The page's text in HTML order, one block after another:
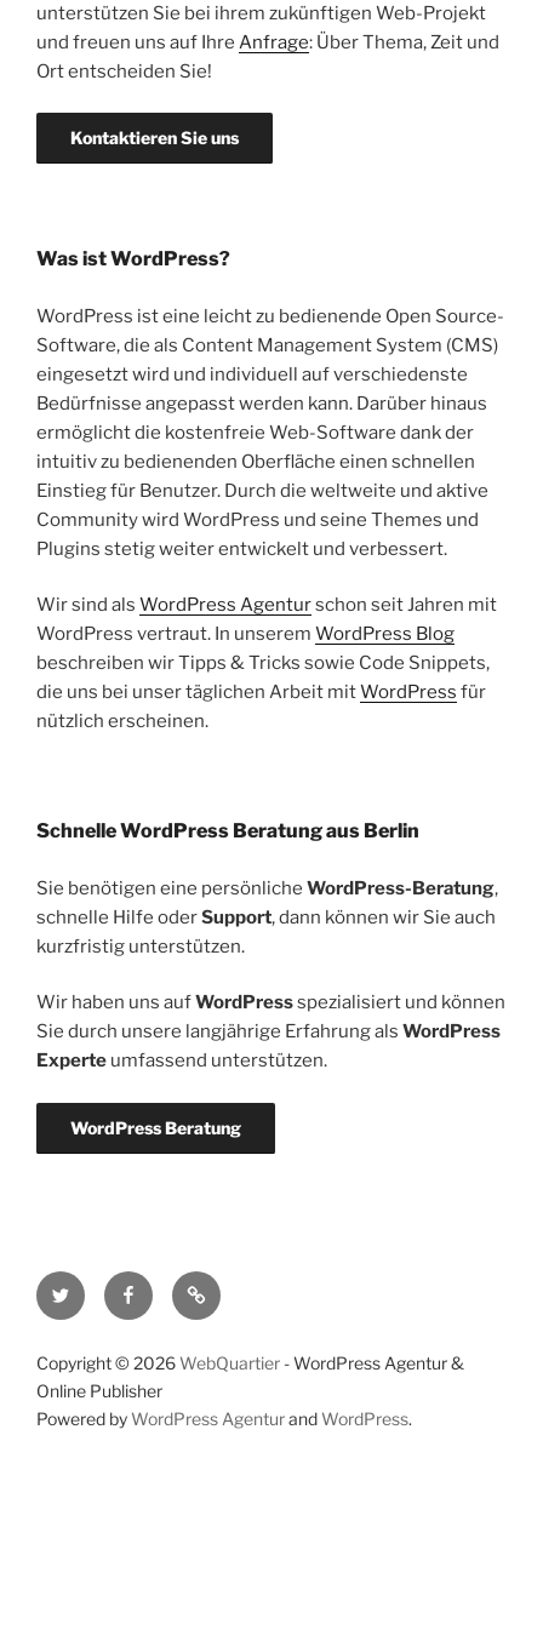
unterstützen Sie bei ihrem zukünftigen Web-Projekt
und freuen uns auf Ihre Anfrage: Über Thema, Zeit und
Ort entscheiden Sie!
Kontaktieren Sie uns
Was ist WordPress?
WordPress ist eine leicht zu bedienende Open Source-
Software, die als Content Management System (CMS)
eingesetzt wird und individuell auf verschiedenste
Bedürfnisse angepasst werden kann. Darüber hinaus
ermöglicht die kostenfreie Web-Software dank der
intuitiv zu bedienenden Oberfläche einen schnellen
Einstieg für Benutzer. Durch die weltweite und aktive
Community wird WordPress und seine Themes und
Plugins stetig weiter entwickelt und verbessert.
Wir sind als WordPress Agenturschon seit Jahren mit
WordPress vertraut. In unserem WordPress Blog
beschreiben wir Tipps & Tricks sowie Code Snippets,
die uns bei unser täglichen Arbeit mitWordPress für
nützlich erscheinen.
Schnelle WordPress Beratung aus Berlin
Sie benötigen eine persönliche WordPress-Beratung,
schnelle Hilfe oderSupport, dann können wir Sie auch
kurzfristig unterstützen.
Wir haben uns aufWordPressspezialisiert und können
Sie durch unsere langjährige Erfahrung als WordPress
Experte umfassend unterstützen.
WordPress Beratung
Twitter FacebookRSS-
Feed
Copyright © 2026 WebQuartier - WordPress Agentur &
Online Publisher
Powered by WordPress Agenturand WordPress.